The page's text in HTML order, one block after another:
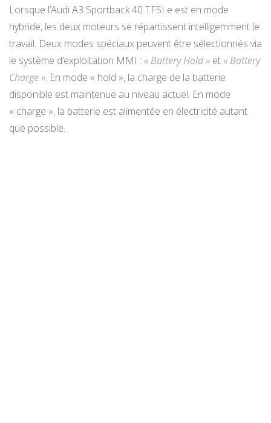
Lorsque l’Audi A3 Sportback 40 TFSI e est en mode
hybride, les deux moteurs se répartissent intelligemment le
travail. Deux modes spéciaux peuvent être sélectionnés via
le système d’exploitation MMI : « Battery Hold » et « Battery
Charge ». En mode « hold », la charge de la batterie
disponible est maintenue au niveau actuel. En mode
« charge », la batterie est alimentée en électricité autant
que possible.